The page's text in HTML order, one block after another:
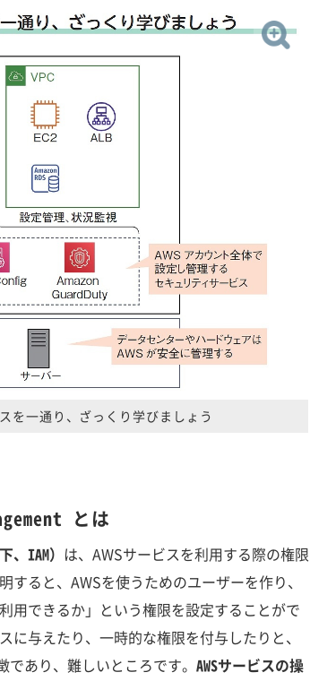
を一通り、ざっくり学びましょう
とは
IAM） は、AWSサービスを利用する際の権限
ると、AWSを使うためのユーザーを作り、
用できるか」という権限を設定することがで
与えたり、一時的な権限を付与したりと、
あり、難しいところです。 AWSサービスの操